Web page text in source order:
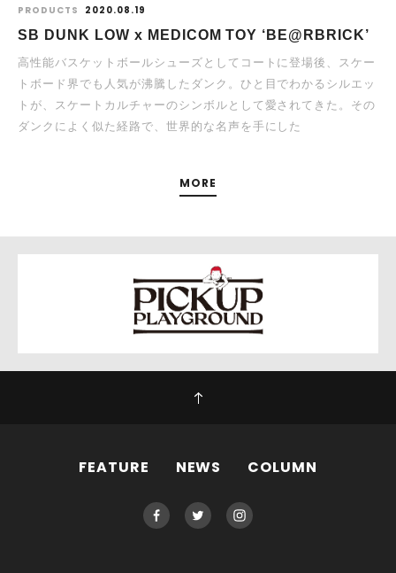
PRODUCTS 2020.08.19
SB DUNK LOW x MEDICOM TOY ‘BE@RBRICK’
高性能バスケットボールシューズとしてコートに登場後、スケー
トボード界でも人気が沸騰したダンク。ひと目でわかるシルエッ
トが、スケートカルチャーのシンボルとして愛されてきた。その
ダンクによく似た経路で、世界的な名声を手にした
MORE
FEATURE NEWS COLUMN